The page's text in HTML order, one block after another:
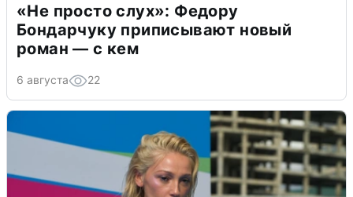
«Не просто слух»: Федору
Бондарчуку приписывают новый
роман — с кем
6 августа 22